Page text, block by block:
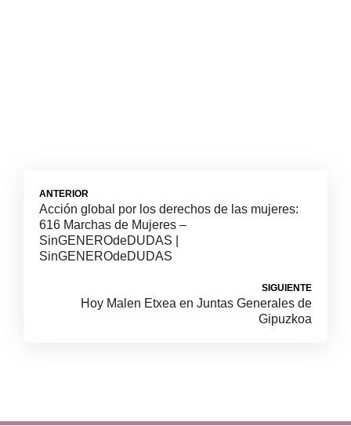
ANTERIOR
Acción global por los derechos de las mujeres:
616 Marchas de Mujeres –
SinGENEROdeDUDAS |
SinGENEROdeDUDAS
SIGUIENTE
Hoy Malen Etxea en Juntas Generales de
Gipuzkoa